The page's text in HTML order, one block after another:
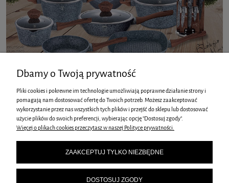
INFORMACJE
STREFA KLIENTA
Dbamy o Twoją prywatność
Pliki cookies i pokrewne im technologie umożliwiają poprawne działanie strony i
pomagają nam dostosować ofertę do Twoich potrzeb. Możesz zaakceptować
wykorzystanie przez nas wszystkich tych plików i przejść do sklepu lub dostosować
użycie plików do swoich preferencji, wybierając opcję "Dostosuj zgody".
Więcej o plikach cookies przeczytasz w naszej Polityce prywatności.
ZAAKCEPTUJ TYLKO NIEZBĘDNE
DOSTOSUJ ZGODY